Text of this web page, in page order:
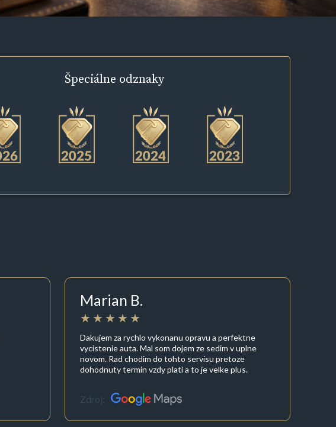
Špeciálne odznaky
Marian B.
Dakujem za rychlo vykonanu opravu a perfektne
vycistenie auta. Mal som dojem ze sedim v uplne
novom. Rad chodim do tohto servisu pretoze
dohodnuty termin vzdy plati a to je velke plus.
Zdroj: